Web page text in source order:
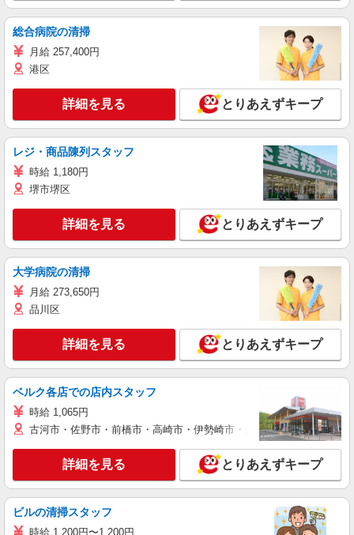
総合病院の清掃
月給 257,400円
港区
詳細を見る とりあえずキープ
レジ・商品陳列スタッフ
時給 1,180円
堺市堺区
詳細を見る とりあえずキープ
大学病院の清掃
月給 273,650円
品川区
詳細を見る とりあえずキープ
ベルク各店での店内スタッフ
時給 1,065円
古河市・佐野市・前橋市・高崎市・伊勢崎市・太田市・館林市・藤
詳細を見る とりあえずキープ
ビルの清掃スタッフ
時給 1,200円〜1,200円